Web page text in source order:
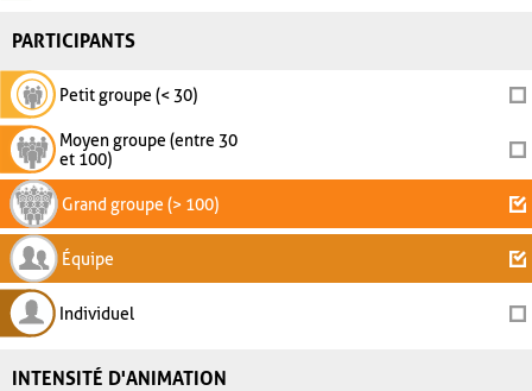
PARTICIPANTS
Petit groupe (< 30)
Moyen groupe (entre 30
et 100)
Grand groupe (> 100)
Équipe
Individuel
INTENSITÉ D'ANIMATION